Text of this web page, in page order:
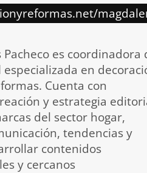
es coordinadora
en
Cuenta con
y estrategia
del sector hogar,
tendencias y
contenidos
y cercanos